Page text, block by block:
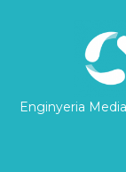
Enginyeria